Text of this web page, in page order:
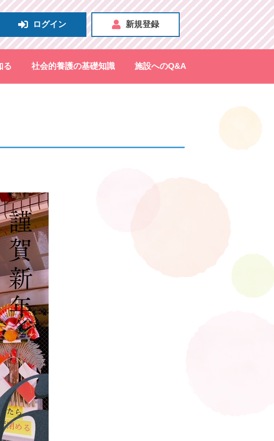
ログイン 新規登録
る 社会的養護の基礎知識 施設へのQ&A